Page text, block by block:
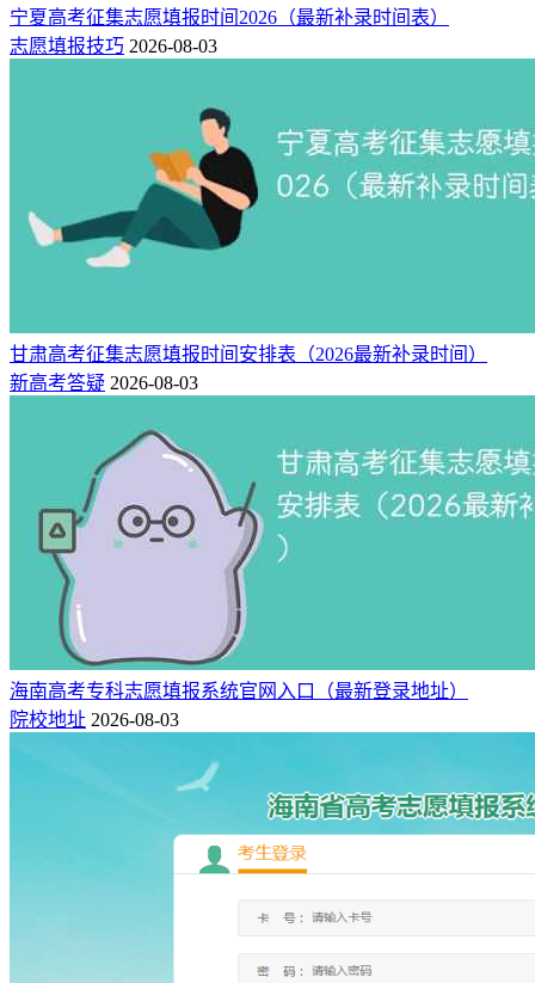
宁夏高考征集志愿填报时间2026（最新补录时间表）
志愿填报技巧 2026-08-03
甘肃高考征集志愿填报时间安排表（2026最新补录时间）
新高考答疑 2026-08-03
海南高考专科志愿填报系统官网入口（最新登录地址）
院校地址 2026-08-03